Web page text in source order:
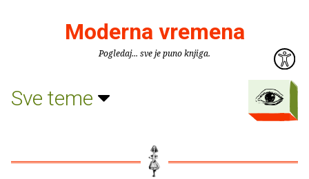
Moderna vremena
Pogledaj... sve je puno knjiga.
Sve teme